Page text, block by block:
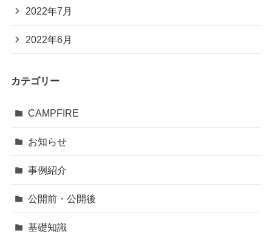
2022年7月
2022年6月
カテゴリー
CAMPFIRE
お知らせ
事例紹介
公開前・公開後
基礎知識